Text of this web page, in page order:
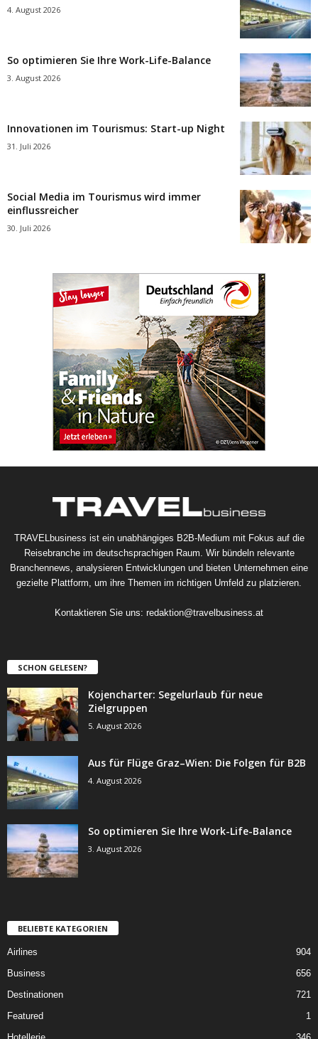
4. August 2026
So optimieren Sie Ihre Work-Life-Balance
3. August 2026
Innovationen im Tourismus: Start-up Night
31. Juli 2026
Social Media im Tourismus wird immer
einflussreicher
30. Juli 2026
TRAVELbusiness ist ein unabhängiges B2B-Medium mit Fokus auf die
Reisebranche im deutschsprachigen Raum. Wir bündeln relevante
Branchennews, analysieren Entwicklungen und bieten Unternehmen eine
gezielte Plattform, um ihre Themen im richtigen Umfeld zu platzieren.
Kontaktieren Sie uns: redaktion@travelbusiness.at
SCHON GELESEN?
Kojencharter: Segelurlaub für neue
Zielgruppen
5. August 2026
Aus für Flüge Graz–Wien: Die Folgen für B2B
4. August 2026
So optimieren Sie Ihre Work-Life-Balance
3. August 2026
BELIEBTE KATEGORIEN
Airlines
904
Business
656
Destinationen
721
Featured
1